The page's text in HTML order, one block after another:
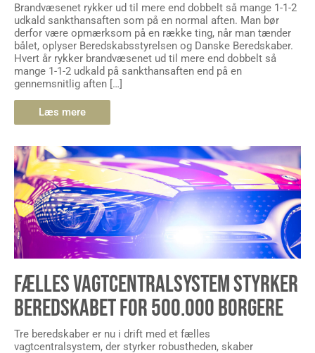
Brandvæsenet rykker ud til mere end dobbelt så mange 1-1-2
udkald sankthansaften som på en normal aften. Man bør
derfor være opmærksom på en række ting, når man tænder
bålet, oplyser Beredskabsstyrelsen og Danske Beredskaber.
Hvert år rykker brandvæsenet ud til mere end dobbelt så
mange 1-1-2 udkald på sankthansaften end på en
gennemsnitlig aften […]
Læs mere
FÆLLES VAGTCENTRALSYSTEM STYRKER
BEREDSKABET FOR 500.000 BORGERE
Tre beredskaber er nu i drift med et fælles
vagtcentralsystem, der styrker robustheden, skaber